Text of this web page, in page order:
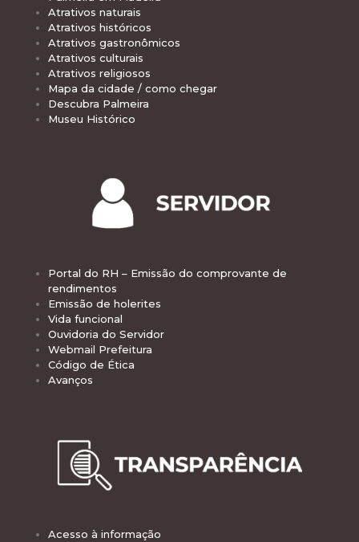
Atrativos naturais
Atrativos históricos
Atrativos gastronômicos
Atrativos culturais
Atrativos religiosos
Mapa da cidade / como chegar
Descubra Palmeira
Museu Histórico
Portal do RH – Emissão do comprovante de
rendimentos
Emissão de holerites
Vida funcional
Ouvidoria do Servidor
Webmail Prefeitura
Código de Ética
Avanços
Acesso à informação